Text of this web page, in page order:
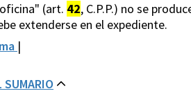
(art. 42, C.P.P.) no se
extenderse en el expediente.
|
SUMARIO